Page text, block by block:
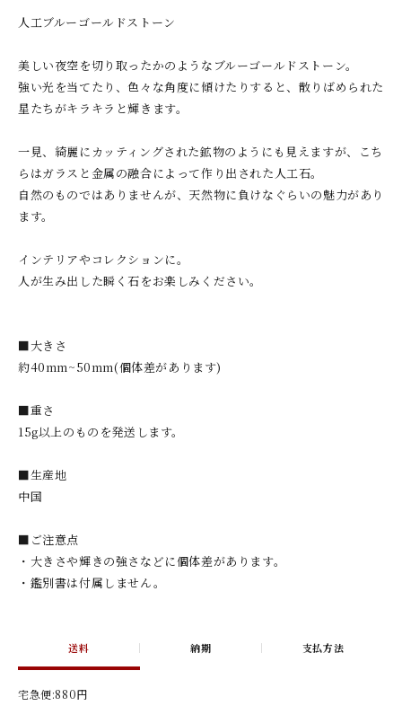
人工ブルーゴールドストーン
美しい夜空を切り取ったかのようなブルーゴールドストーン。
強い光を当てたり、色々な角度に傾けたりすると、散りばめられた
星たちがキラキラと輝きます。
一見、綺麗にカッティングされた鉱物のようにも見えますが、こち
らはガラスと金属の融合によって作り出された人工石。
自然のものではありませんが、天然物に負けなぐらいの魅力があり
ます。
インテリアやコレクションに。
人が生み出した瞬く石をお楽しみください。
■大きさ
約40mm~50mm(個体差があります)
■重さ
15g以上のものを発送します。
■生産地
中国
■ご注意点
・大きさや輝きの強さなどに個体差があります。
・鑑別書は付属しません。
送料 納期 支払方法
宅急便:880円